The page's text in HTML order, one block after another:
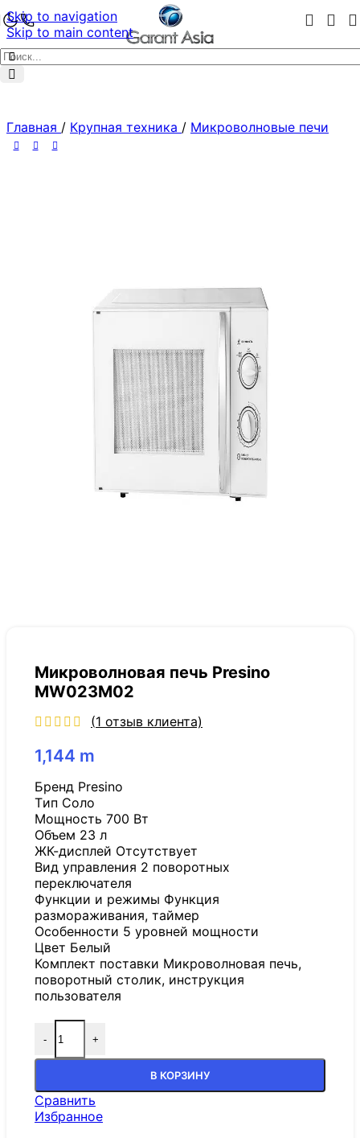
Skip to navigation
Skip to main content
Главная / Крупная техника / Микроволновые печи
Микроволновая печь Presino
MW023M02
(1 отзыв клиента)
1,144 m
Бренд Presino
Tип Соло
Мощность 700 Вт
Объем 23 л
ЖК-дисплей Отсутствует
Вид управления 2 поворотных
переключателя
Функции и режимы Функция
размораживания, таймер
Особенности 5 уровней мощности
Цвет Белый
Комплект поставки Микроволновая печь,
поворотный столик, инструкция
пользователя
- +
В КОРЗИНУ
Сравнить
Избранное